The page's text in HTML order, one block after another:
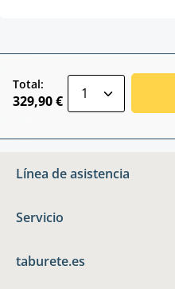
Total:
329,90 €
Línea de asistencia
Servicio
taburete.es